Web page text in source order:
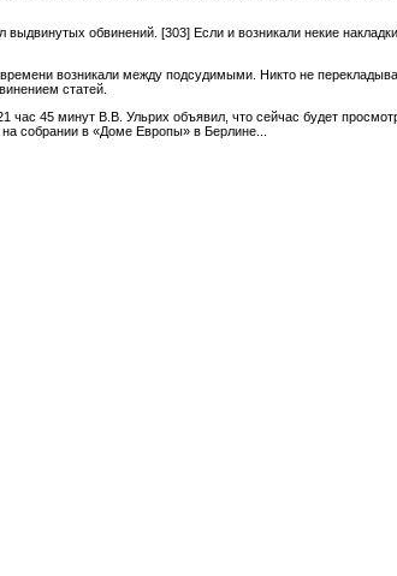
выдвинутых обвинений. [303] Если и возникали некие
возникали между подсудимыми. Никто не
статей.
час 45 минут В.В. Ульрих объявил, что сейчас будет
собрании в «Доме Европы» в Берлине...